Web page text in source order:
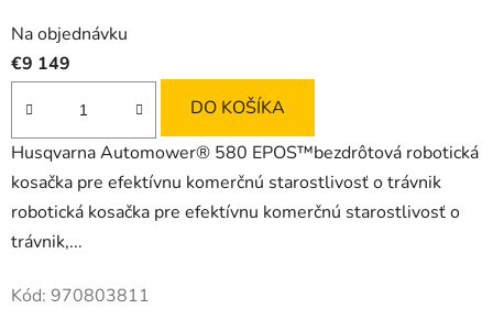
Na objednávku
€9 149
DO KOŠÍKA
Husqvarna Automower® 580 EPOS™bezdrôtová robotická
kosačka pre efektívnu komerčnú starostlivosť o trávnik
robotická kosačka pre efektívnu komerčnú starostlivosť o
trávnik,...
Kód: 970803811